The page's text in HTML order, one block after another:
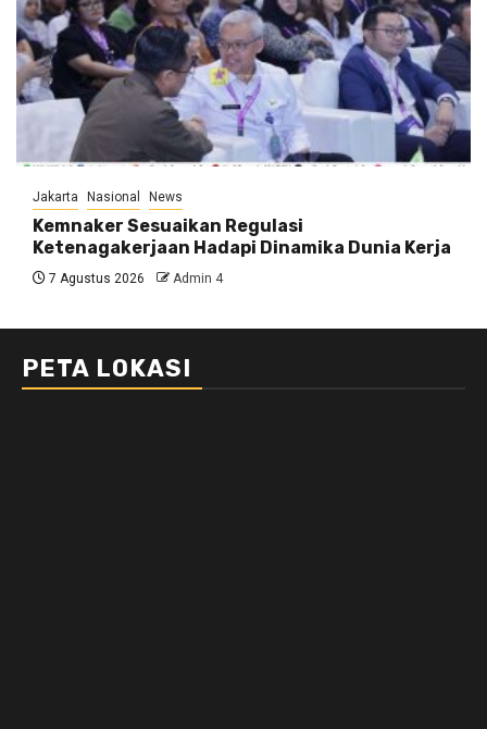
Jakarta Nasional News
Kemnaker Sesuaikan Regulasi
Ketenagakerjaan Hadapi Dinamika Dunia Kerja
7 Agustus 2026 Admin 4
PETA LOKASI